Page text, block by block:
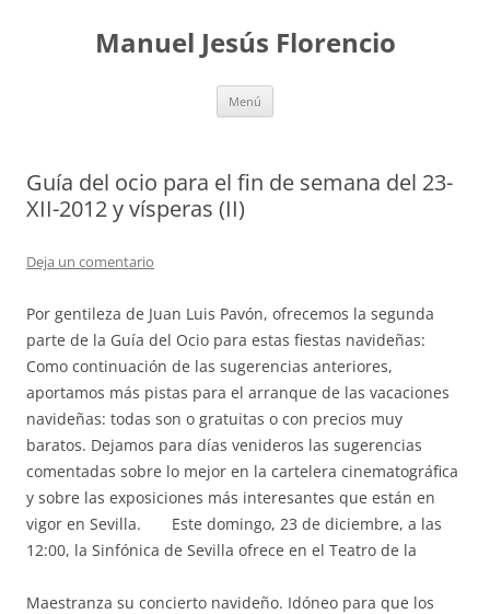
contenidoManuel Jesús Florencio
Menú
Guía del ocio para el fin de semana del 23-
XII-2012 y vísperas (II)
Deja un comentario
Por gentileza de Juan Luis Pavón, ofrecemos la segunda
parte de la Guía del Ocio para estas fiestas navideñas:
Como continuación de las sugerencias anteriores,
aportamos más pistas para el arranque de las vacaciones
navideñas: todas son o gratuitas o con precios muy
baratos. Dejamos para días venideros las sugerencias
comentadas sobre lo mejor en la cartelera cinematográfica
y sobre las exposiciones más interesantes que están en
vigor en Sevilla. Este domingo, 23 de diciembre, a las
12:00, la Sinfónica de Sevilla ofrece en el Teatro de la
Maestranza su concierto navideño. Idóneo para que los